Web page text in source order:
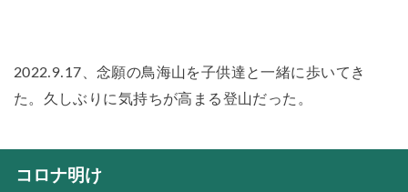
2022.9.17、念願の鳥海山を子供達と一緒に歩いてき
た。久しぶりに気持ちが高まる登山だった。
コロナ明け